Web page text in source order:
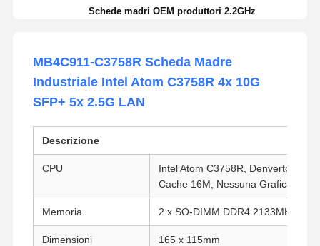
Schede madri OEM produttori 2.2GHz
MB4C911-C3758R Scheda Madre
Industriale Intel Atom C3758R 4x 10G
SFP+ 5x 2.5G LAN
Descrizione
CPU
Intel Atom C3758R, Denverton, 8
Cache 16M, Nessuna Grafica
Memoria 2 x SO-DIMM DDR4 2133MHz
Dimensioni 165 x 115mm